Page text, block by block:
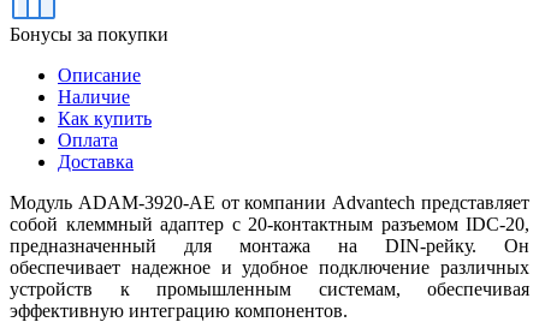
Бонусы за покупки
Описание
Наличие
Как купить
Оплата
Доставка
Модуль ADAM-3920-AE от компании Advantech представляет
собой клеммный адаптер с 20-контактным разъемом IDC-20,
предназначенный для монтажа на DIN-рейку. Он
обеспечивает надежное и удобное подключение различных
устройств к промышленным системам, обеспечивая
эффективную интеграцию компонентов.